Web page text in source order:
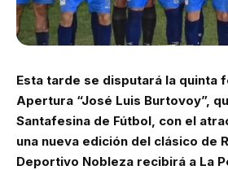
Esta tarde se disputará la quinta
Apertura “José Luis Burtovoy”,
Santafesina de Fútbol, con el
una nueva edición del clásico de
Deportivo Nobleza recibirá a La